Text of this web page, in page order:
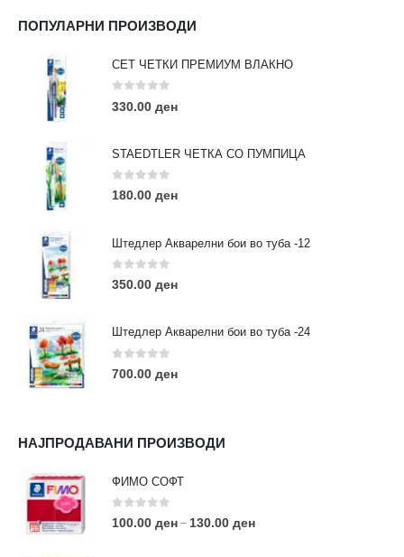
ПОПУЛАРНИ ПРОИЗВОДИ
СЕТ ЧЕТКИ ПРЕМИУМ ВЛАКНО
0 out of 5
330.00 ден
STAEDTLER ЧЕТКА СО ПУМПИЦА
0 out of 5
180.00 ден
Штедлер Акварелни бои во туба -12
0out of 5
350.00 ден
Штедлер Акварелни бои во туба -24
0out of 5
700.00 ден
НАЈПРОДАВАНИ ПРОИЗВОДИ
ФИМО СОФТ
0 out of 5
100.00 ден – 130.00 ден